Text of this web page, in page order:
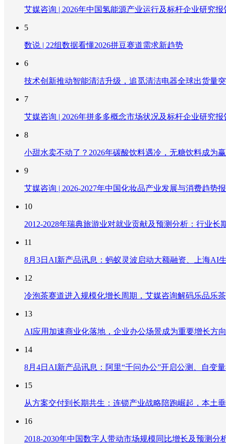
艾媒咨询 | 2026年中国氢能源产业运行及标杆企业研究报
5
数说 | 22组数据看懂2026拼豆赛道需求新趋势
6
技术创新推动智能清洁升级，追觅清洁电器全球出货量
7
艾媒咨询 | 2026年拼多多概念市场状况及标杆企业研究报
8
小甜水卖不动了？2026年碳酸饮料遇冷，无糖饮料成为
9
艾媒咨询 | 2026-2027年中国化妆品产业发展与消费趋势
10
2012-2028年瑞典旅游业对就业贡献及预测分析：行业
11
8月3日AI新产品讯息：蚂蚁灵波启动大额融资、上海AI
12
冷泡茶赛道进入规模化增长周期，艾媒咨询解码乐品乐
13
AI应用加速商业化落地，企业办公场景成为重要增长方向
14
8月4日AI新产品讯息：阿里“千问办公”开启公测、自变
15
从方案交付到长期共生：连锁产业战略陪跑崛起，本土
16
2018-2030年中国数字人带动市场规模同比增长及预测